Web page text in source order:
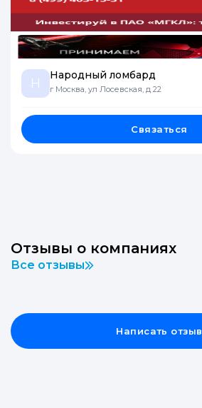
Н
Народный ломбард
г Москва, ул Лосевская, д 22
Связаться
Отзывы о компаниях
Все отзывы
Написать отзыв